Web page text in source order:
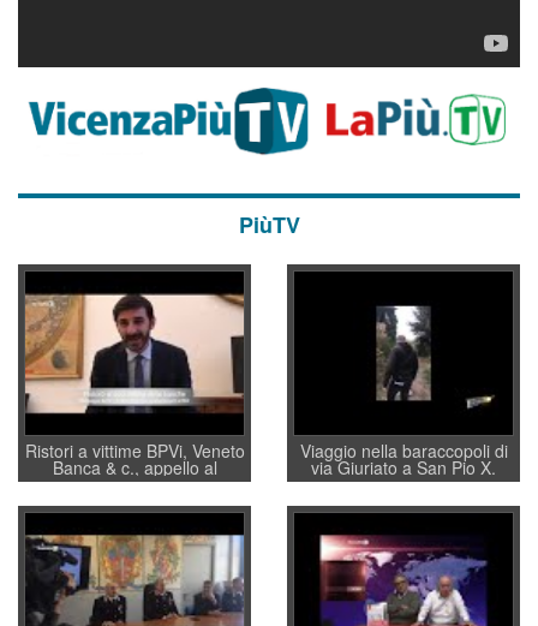
PiùTV
Ristori a vittime BPVi, Veneto
Banca & c., appello al
sottosegretario Alessio
Villarosa: per mettere ordine
convochi con Di Maio CNCU
a supporto della cabina di
regia al Mef
Viaggio nella baraccopoli di
via Giuriato a San Pio X.
Vicenza ai Vicentini: “faremo
un regalo di Natale ai
residenti”